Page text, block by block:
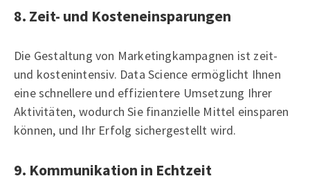
8. Zeit- und Kosteneinsparungen
Die Gestaltung von Marketingkampagnen ist zeit-
und kostenintensiv. Data Science ermöglicht Ihnen
eine schnellere und effizientere Umsetzung Ihrer
Aktivitäten, wodurch Sie finanzielle Mittel einsparen
können, und Ihr Erfolg sichergestellt wird.
9. Kommunikation in Echtzeit